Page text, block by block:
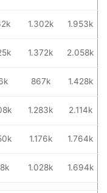
1.302k 1.953k
1.372k 2.058k
867k 1.428k
1.283k 2.114k
1.176k 1.764k
1.028k 1.694k